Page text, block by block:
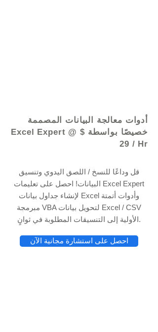
أدوات معالجة البيانات المصممة
خصيصًا بواسطة Excel Expert @ $
29 / Hr
قل وداعًا للنسخ / اللصق اليدوي وتنسيق
البيانات! احصل على تعليمات Excel Expert
لإنشاء جداول بيانات Excel وأدوات أتمتة
مبرمجة VBA لتحويل بيانات Excel / CSV
الأولية إلى التنسيقات المطلوبة في ثوانٍ.
احصل على استشارة مجانية الآن